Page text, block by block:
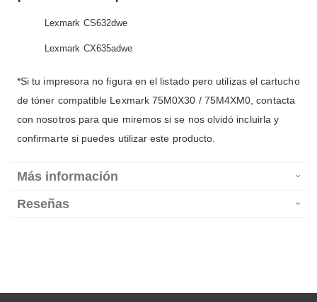
Lexmark CS632dwe
Lexmark CX635adwe
*Si tu impresora no figura en el listado pero utilizas el cartucho
de tóner compatible Lexmark 75M0X30 / 75M4XM0, contacta
con nosotros para que miremos si se nos olvidó incluirla y
confirmarte si puedes utilizar este producto.
Más información
Reseñas